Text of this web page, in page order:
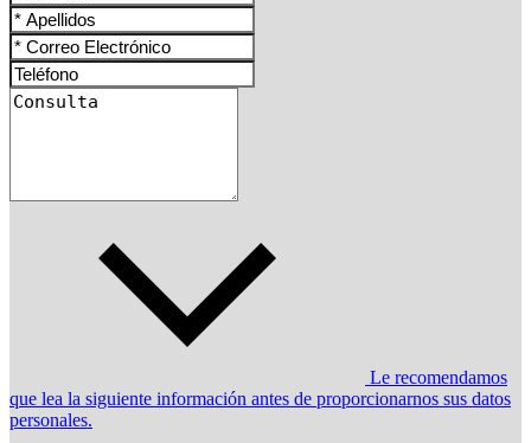
Le recomendamos
que lea la siguiente información antes de proporcionarnos sus datos
personales.